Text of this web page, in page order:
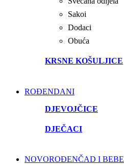
Sakoi
Dodaci
Obuća
KRSNE KOŠULJICE
ROĐENDANI
DJEVOJČICE
DJEČACI
NOVOROĐENČAD I BEBE